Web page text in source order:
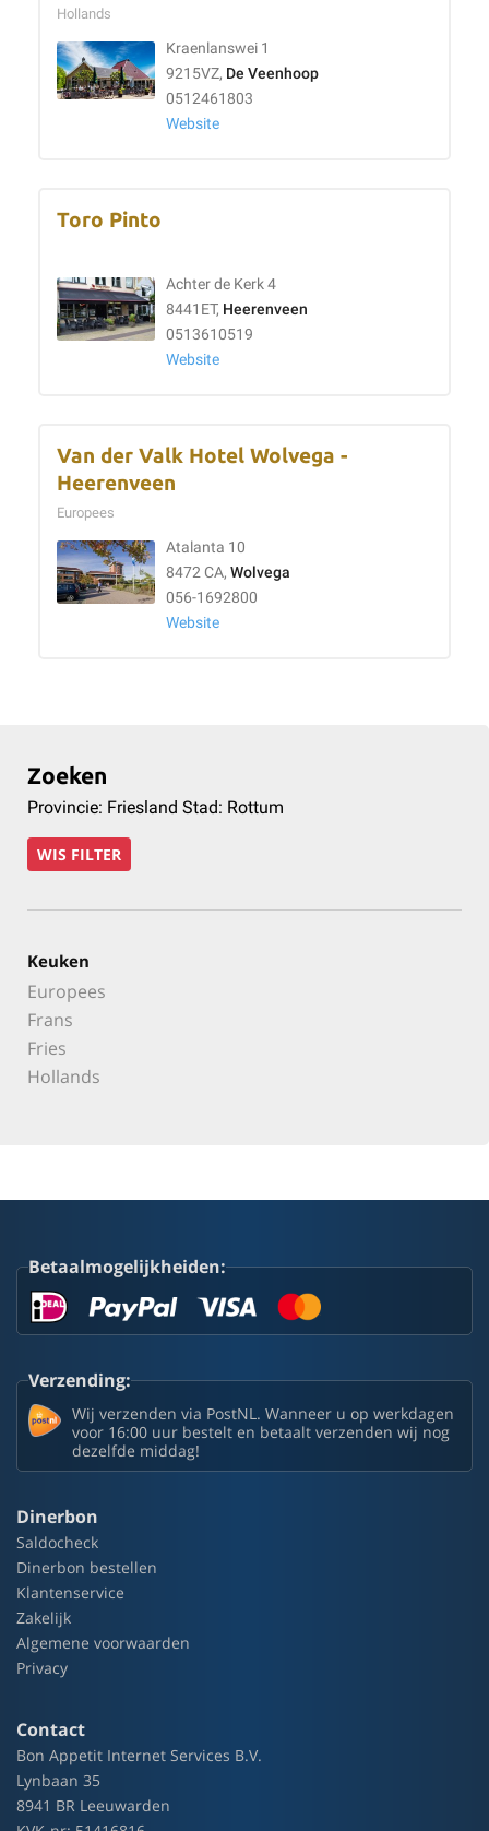
Hollands
Kraenlanswei 1
9215VZ, De Veenhoop
0512461803
Website
Toro Pinto
Achter de Kerk 4
8441ET, Heerenveen
0513610519
Website
Van der Valk Hotel Wolvega -
Heerenveen
Europees
Atalanta 10
8472 CA, Wolvega
056-1692800
Website
Zoeken
Provincie: Friesland Stad: Rottum
WIS FILTER
Keuken
Europees
Frans
Fries
Hollands
Betaalmogelijkheiden:
Verzending:
Wij verzenden via PostNL. Wanneer u op werkdagen
voor 16:00 uur bestelt en betaalt verzenden wij nog
dezelfde middag!
Dinerbon
Saldocheck
Dinerbon bestellen
Klantenservice
Zakelijk
Algemene voorwaarden
Privacy
Contact
Bon Appetit Internet Services B.V.
Lynbaan 35
8941 BR Leeuwarden